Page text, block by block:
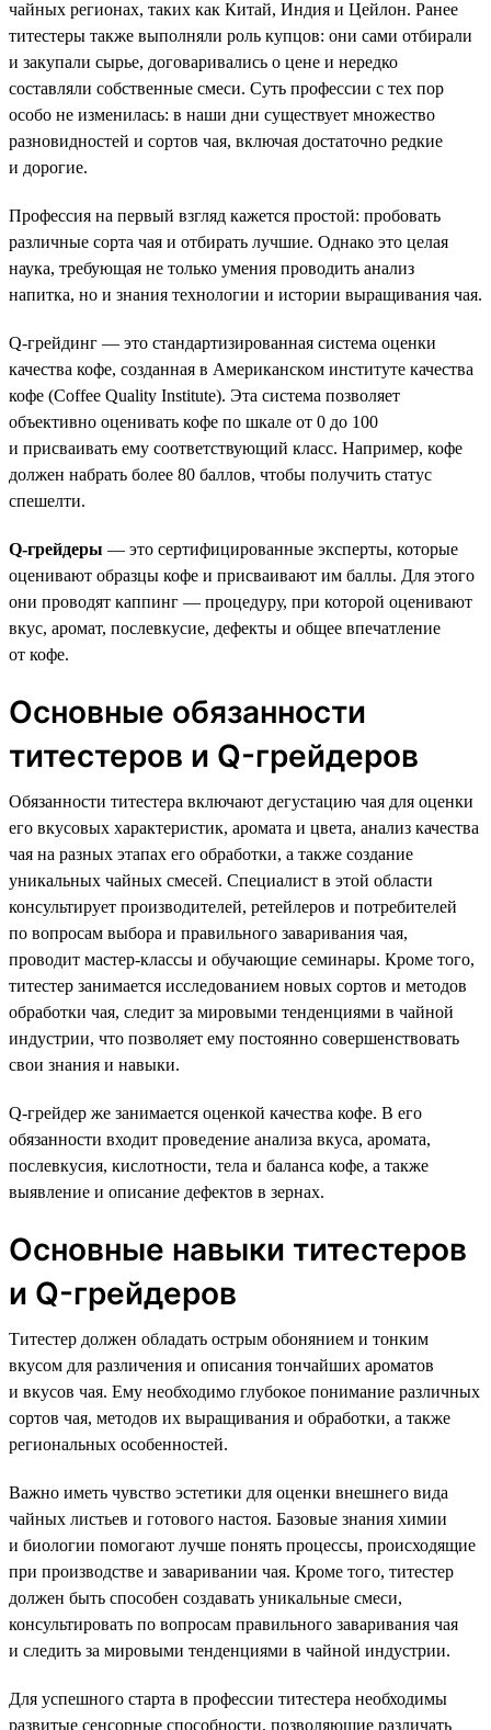
чайных регионах, таких как Китай, Индия и Цейлон. Ранее
титестеры также выполняли роль купцов: они сами отбирали
и закупали сырье, договаривались о цене и нередко
составляли собственные смеси. Суть профессии с тех пор
особо не изменилась: в наши дни существует множество
разновидностей и сортов чая, включая достаточно редкие
и дорогие.
Профессия на первый взгляд кажется простой: пробовать
различные сорта чая и отбирать лучшие. Однако это целая
наука, требующая не только умения проводить анализ
напитка, но и знания технологии и истории выращивания чая.
Q-грейдинг — это стандартизированная система оценки
качества кофе, созданная в Американском институте качества
кофе (Coffee Quality Institute). Эта система позволяет
объективно оценивать кофе по шкале от 0 до 100
и присваивать ему соответствующий класс. Например, кофе
должен набрать более 80 баллов, чтобы получить статус
спешелти.
Q-грейдеры — это сертифицированные эксперты, которые
оценивают образцы кофе и присваивают им баллы. Для этого
они проводят каппинг — процедуру, при которой оценивают
вкус, аромат, послевкусие, дефекты и общее впечатление
от кофе.
Основные обязанности
титестеров и Q-грейдеров
Обязанности титестера включают дегустацию чая для оценки
его вкусовых характеристик, аромата и цвета, анализ качества
чая на разных этапах его обработки, а также создание
уникальных чайных смесей. Специалист в этой области
консультирует производителей, ретейлеров и потребителей
по вопросам выбора и правильного заваривания чая,
проводит мастер-классы и обучающие семинары. Кроме того,
титестер занимается исследованием новых сортов и методов
обработки чая, следит за мировыми тенденциями в чайной
индустрии, что позволяет ему постоянно совершенствовать
свои знания и навыки.
Q-грейдер же занимается оценкой качества кофе. В его
обязанности входит проведение анализа вкуса, аромата,
послевкусия, кислотности, тела и баланса кофе, а также
выявление и описание дефектов в зернах.
Основные навыки титестеров
и Q-грейдеров
Титестер должен обладать острым обонянием и тонким
вкусом для различения и описания тончайших ароматов
и вкусов чая. Ему необходимо глубокое понимание различных
сортов чая, методов их выращивания и обработки, а также
региональных особенностей.
Важно иметь чувство эстетики для оценки внешнего вида
чайных листьев и готового настоя. Базовые знания химии
и биологии помогают лучше понять процессы, происходящие
при производстве и заваривании чая. Кроме того, титестер
должен быть способен создавать уникальные смеси,
консультировать по вопросам правильного заваривания чая
и следить за мировыми тенденциями в чайной индустрии.
Для успешного старта в профессии титестера необходимы
развитые сенсорные способности, позволяющие различать